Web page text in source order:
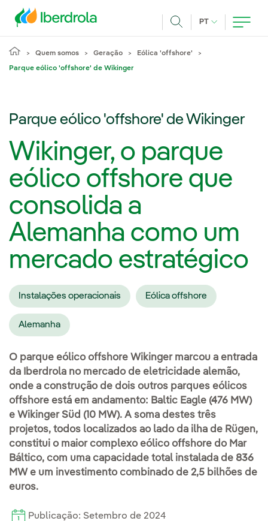
PT IDIOMA ATUAL,
Quem somos Geração Eólica 'offshore'
Parque eólico 'offshore' de Wikinger
Parque eólico 'offshore' de Wikinger
Wikinger, o parque
eólico offshore que
consolida a
Alemanha como um
mercado estratégico
Instalações operacionais Eólica offshore
Alemanha
O parque eólico offshore Wikinger marcou a entrada
da Iberdrola no mercado de eletricidade alemão,
onde a construção de dois outros parques eólicos
offshore está em andamento: Baltic Eagle (476 MW)
e Wikinger Süd (10 MW). A soma destes três
projetos, todos localizados ao lado da ilha de Rügen,
constitui o maior complexo eólico offshore do Mar
Báltico, com uma capacidade total instalada de 836
MW e um investimento combinado de 2,5 bilhões de
euros.
Publicação: Setembro de 2024